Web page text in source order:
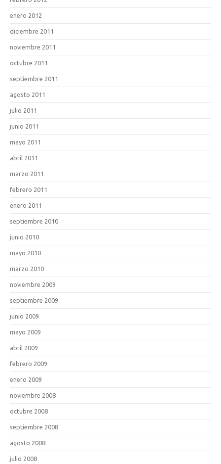
enero 2012
diciembre 2011
noviembre 2011
octubre 2011
septiembre 2011
agosto 2011
julio 2011
junio 2011
mayo 2011
abril 2011
marzo 2011
febrero 2011
enero 2011
septiembre 2010
junio 2010
mayo 2010
marzo 2010
noviembre 2009
septiembre 2009
junio 2009
mayo 2009
abril 2009
febrero 2009
enero 2009
noviembre 2008
octubre 2008
septiembre 2008
agosto 2008
julio 2008